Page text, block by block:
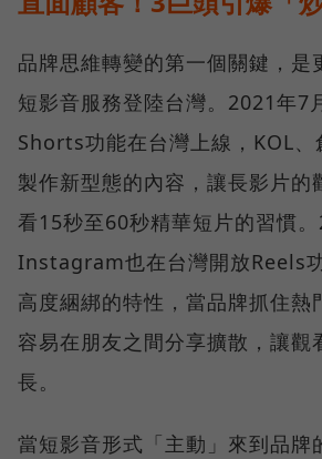
品牌思維轉變的第一個關鍵，是
短影音服務登陸台灣。2021年7
Shorts功能在台灣上線，KOL、
製作新型態的內容，讓長影片的
看15秒至60秒精華短片的習慣。
Instagram也在台灣開放Reels
高度綑綁的特性，當品牌抓住熱
容易在朋友之間分享擴散，讓觀
長。
當短影音形式「主動」來到品牌